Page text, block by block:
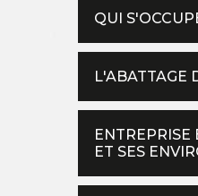
QUI
L'ABATTAGE
ENTREPRISE
ET SES